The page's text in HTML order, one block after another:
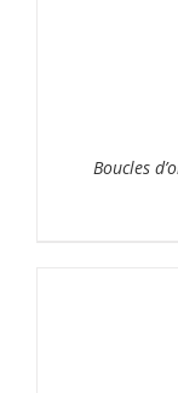
Boucles